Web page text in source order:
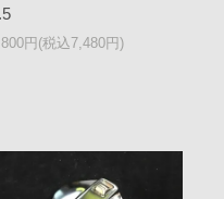
円(税込7,480円)